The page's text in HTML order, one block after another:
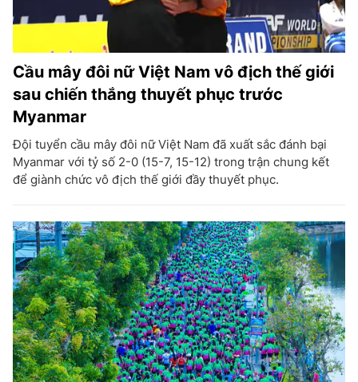
Cầu mây đôi nữ Việt Nam vô địch thế giới
sau chiến thắng thuyết phục trước
Myanmar
Đội tuyển cầu mây đôi nữ Việt Nam đã xuất sắc đánh bại
Myanmar với tỷ số 2-0 (15-7, 15-12) trong trận chung kết
để giành chức vô địch thế giới đầy thuyết phục.